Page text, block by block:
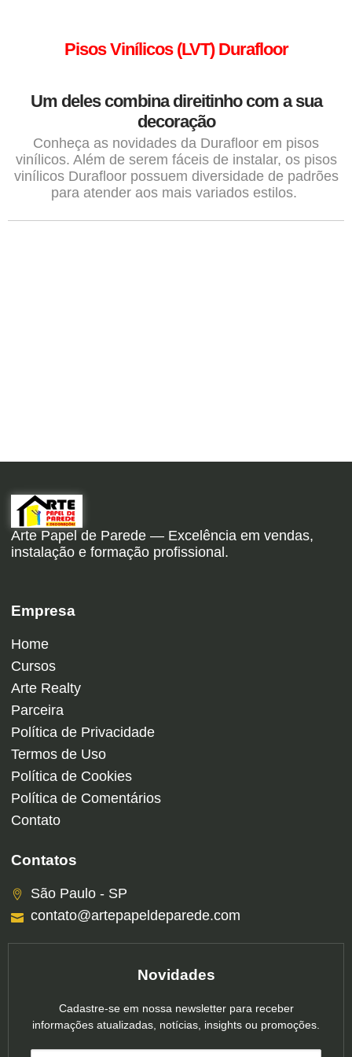
Pisos Vinílicos (LVT) Durafloor
Um deles combina direitinho com a sua
decoração
Conheça as novidades da Durafloor em pisos
vinílicos. Além de serem fáceis de instalar, os pisos
vinílicos Durafloor possuem diversidade de padrões
para atender aos mais variados estilos.
Arte Papel de Parede — Excelência em vendas,
instalação e formação profissional.
Empresa
Home
Cursos
Arte Realty
Parceira
Política de Privacidade
Termos de Uso
Política de Cookies
Política de Comentários
Contato
Contatos
São Paulo - SP
contato@artepapeldeparede.com
Novidades
Cadastre-se em nossa newsletter para receber
informações atualizadas, notícias, insights ou promoções.